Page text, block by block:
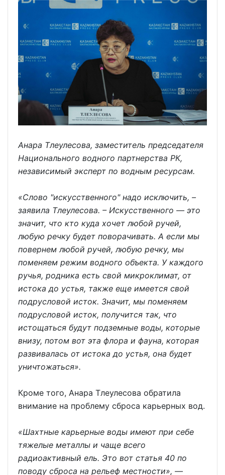
Анара Тлеулесова, заместитель председателя
Национального водного партнерства РК,
независимый эксперт по водным ресурсам.
«Слово "искусственного" надо исключить, –
заявила Тлеулесова. – Искусственного — это
значит, что кто куда хочет любой ручей,
любую речку будет поворачивать. А если мы
повернем любой ручей, любую речку, мы
поменяем режим водного объекта. У каждого
ручья, родника есть свой микроклимат, от
истока до устья, также еще имеется свой
подрусловой исток. Значит, мы поменяем
подрусловой исток, получится так, что
истощаться будут подземные воды, которые
внизу, потом вот эта флора и фауна, которая
развивалась от истока до устья, она будет
уничтожаться».
Кроме того, Анара Тлеулесова обратила
внимание на проблему сброса карьерных вод.
«Шахтные карьерные воды имеют при себе
тяжелые металлы и чаще всего
радиоактивный ель. Это вот статья 40 по
поводу сброса на рельеф местности», —